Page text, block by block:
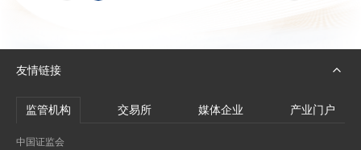
友情链接
监管机构 交易所 媒体企业 产业门户
中国证监会